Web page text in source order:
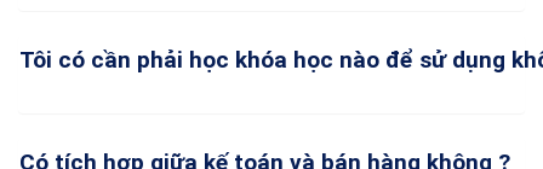
Tôi có cần phải học khóa học nào để sử dụng
Có tích hợp giữa kế toán và bán hàng không ?